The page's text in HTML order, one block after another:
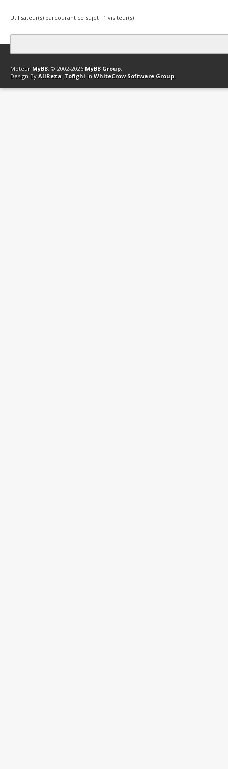
Utilisateur(s) parcourant ce sujet : 1 visiteur(s)
Contact Club Affiliation Retourner en haut Version bas-débit
Moteur MyBB, © 2002-2026 MyBB Group.
Design By AliReza_Tofighi In WhiteCrow Software Group.